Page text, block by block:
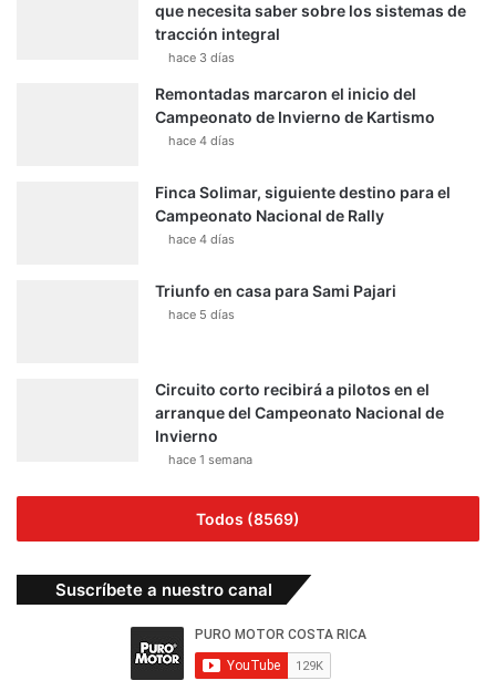
que necesita saber sobre los sistemas de
tracción integral
hace 3 días
Remontadas marcaron el inicio del
Campeonato de Invierno de Kartismo
hace 4 días
Finca Solimar, siguiente destino para el
Campeonato Nacional de Rally
hace 4 días
Triunfo en casa para Sami Pajari
hace 5 días
Circuito corto recibirá a pilotos en el
arranque del Campeonato Nacional de
Invierno
hace 1 semana
Todos (8569)
Suscríbete a nuestro canal